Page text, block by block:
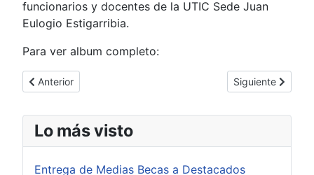
funcionarios y docentes de la UTIC Sede Juan
Eulogio Estigarribia.
Para ver album completo:
Artículo anterior: Defensa de Proyecto de Trabajo de
Anterior Artículo
Siguiente
Lo más visto
Entrega de Medias Becas a Destacados